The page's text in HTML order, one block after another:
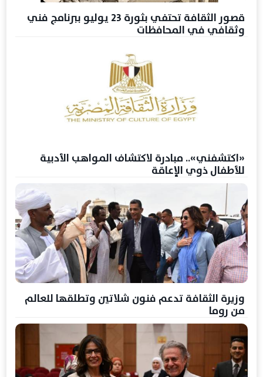
قصور الثقافة تحتفي بثورة 23 يوليو ببرنامج فني
وثقافي في المحافظات
«اكتشفني».. مبادرة لاكتشاف المواهب الأدبية
للأطفال ذوي الإعاقة
وزيرة الثقافة تدعم فنون شلاتين وتطلقها للعالم
من روما